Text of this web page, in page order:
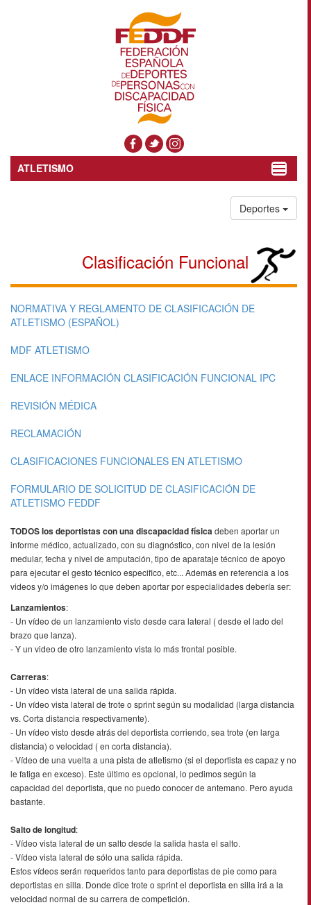
ATLETISMO
Toggle
Deportes
Clasificación Funcional
NORMATIVA Y REGLAMENTO DE CLASIFICACIÓN DE
ATLETISMO (ESPAÑOL)
MDF ATLETISMO
ENLACE INFORMACIÓN CLASIFICACIÓN FUNCIONAL IPC
REVISIÓN MÉDICA
RECLAMACIÓN
CLASIFICACIONES FUNCIONALES EN ATLETISMO
FORMULARIO DE SOLICITUD DE CLASIFICACIÓN DE
ATLETISMO FEDDF
TODOS los deportistas con una discapacidad físicadeben aportar un
informe médico, actualizado, con su diagnóstico, con nivel de la lesión
medular, fecha y nivel de amputación, tipo de aparataje técnico de apoyo
para ejecutar el gesto técnico especifico, etc... Además en referencia a los
videos y/o imágenes lo que deben aportar por especialidades debería ser:
Lanzamientos:
- Un vídeo de un lanzamiento visto desde cara lateral ( desde el lado del
brazo que lanza).
- Y un video de otro lanzamiento vista lo más frontal posible.
Carreras:
- Un vídeo vista lateral de una salida rápida.
- Un vídeo vista lateral de trote o sprint según su modalidad (larga distancia
vs. Corta distancia respectivamente).
- Un vídeo visto desde atrás del deportista corriendo, sea trote (en larga
distancia) o velocidad ( en corta distancia).
- Vídeo de una vuelta a una pista de atletismo (si el deportista es capaz y no
le fatiga en exceso). Este último es opcional, lo pedimos según la
capacidad del deportista, que no puedo conocer de antemano. Pero ayuda
bastante.
Salto de longitud:
- Vídeo vista lateral de un salto desde la salida hasta el salto.
- Vídeo vista lateral de sólo una salida rápida.
Estos vídeos serán requeridos tanto para deportistas de pie como para
deportistas en silla. Donde dice trote o sprint el deportista en silla irá a la
velocidad normal de su carrera de competición.